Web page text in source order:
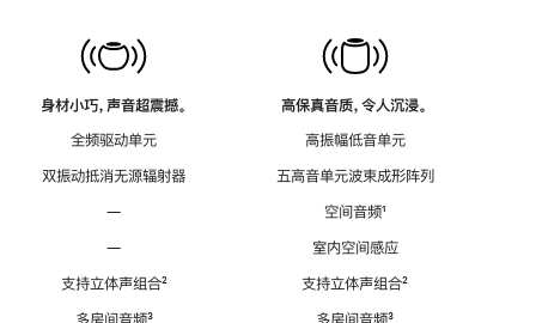
身材小巧，声音超震撼。
全频驱动单元
双振动抵消无源辐射器
—
—
支持立体声组合脚
²
多房间音频脚
³
高保真音质，令人沉浸。
高振幅低音单元
五高音单元波束成形阵列
空间音频脚
¹
室内空间感应
支持立体声组合脚
²
多房间音频脚
³